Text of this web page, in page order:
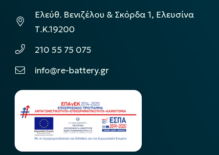
Ελεύθ. Βενιζέλου & Σκόρδα 1, Ελευσίνα
Τ.Κ.19200
210 55 75 075
info@re-battery.gr